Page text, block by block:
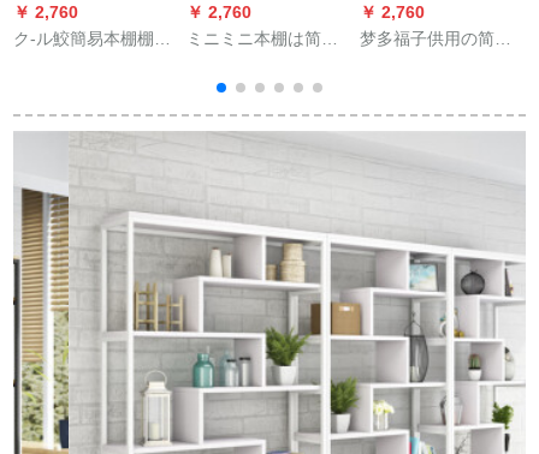
￥ 2,760
ク-ル鮫簡易本棚棚コ-
￥ 2,760
ミニミニ本棚は简単
く本棚の上にありま
す。
￥ 2,760
梦多福子供用の简易
のカラクター棚4段ピ